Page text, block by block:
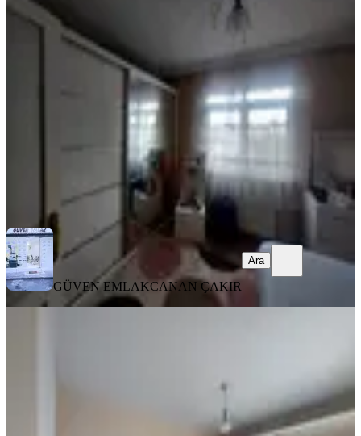
Memura Öğrenciye Kiralık Daire
Fatih, Seyyid Ömer Mahallesi
1+1· 70 m² ·3. Kat 03.08.2026
30.000 ₺
CANAN ÇAKIR
GÜVEN EMLAKCANAN ÇAKIR
Ara
Fatih, Seyyid Ömer Mahallesi
03.08.2026